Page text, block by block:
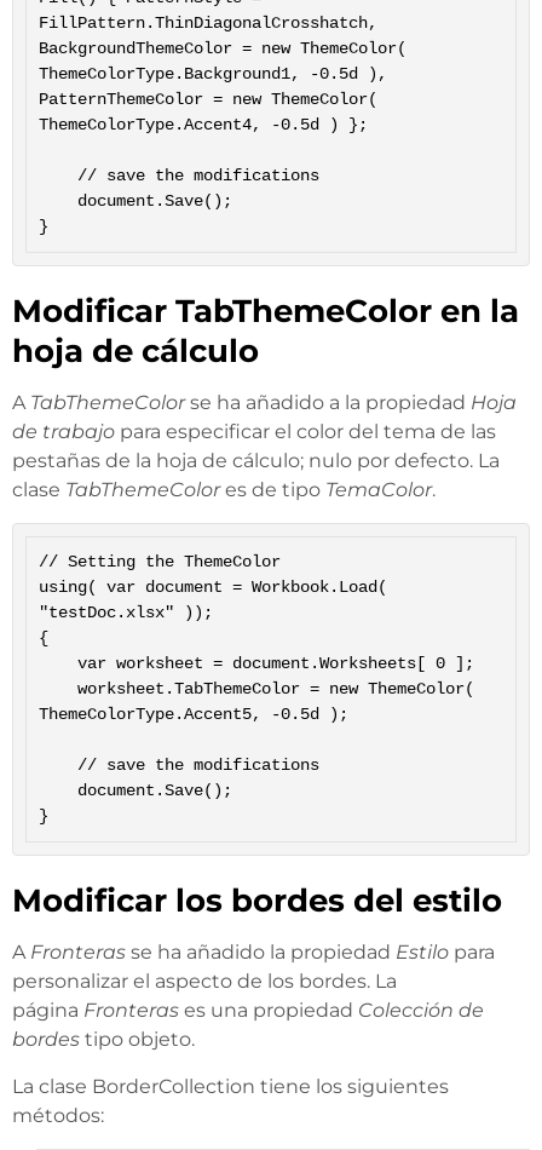
FillPattern.ThinDiagonalCrosshatch,
BackgroundThemeColor = new ThemeColor(
ThemeColorType.Background1, -0.5d ),
PatternThemeColor = new ThemeColor(
ThemeColorType.Accent4, -0.5d ) };
Modificar TabThemeColor en la
hoja de cálculo
A TabThemeColorse ha añadido a la propiedad Hoja
de trabajo para especificar el color del tema de las
pestañas de la hoja de cálculo; nulo por defecto. La
clase TabThemeColores de tipo TemaColor.
// Setting the ThemeColor
using( var document = Workbook.Load(
"testDoc.xlsx" ));
{
ThemeColorType.Accent5, -0.5d );
Modificar los bordes del estilo
A Fronteras se ha añadido la propiedad Estilo para
personalizar el aspecto de los bordes. La
página Fronteras es una propiedad Colección de
bordes tipo objeto.
La clase BorderCollection tiene los siguientes
métodos: